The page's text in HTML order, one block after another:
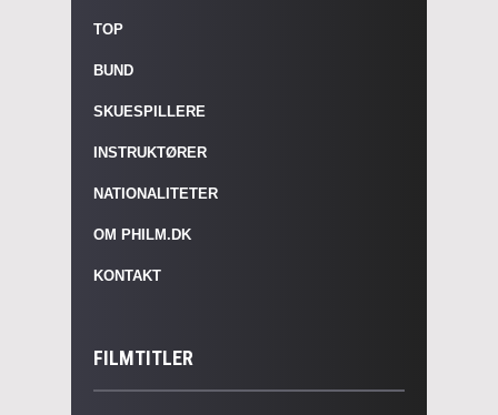
TOP
BUND
SKUESPILLERE
INSTRUKTØRER
NATIONALITETER
OM PHILM.DK
KONTAKT
FILMTITLER